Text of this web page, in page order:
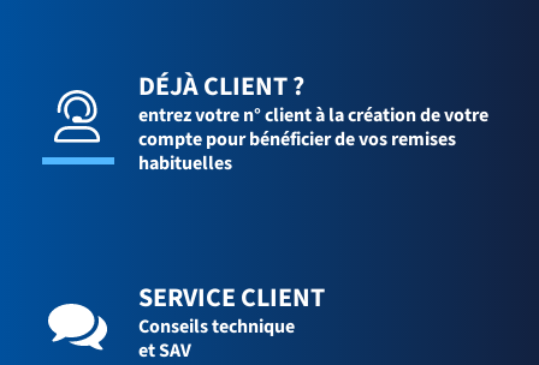
DÉJÀ CLIENT ?
entrez votre n° client à la création de votre
compte pour bénéficier de vos remises
habituelles
SERVICE CLIENT
Conseils technique
et SAV